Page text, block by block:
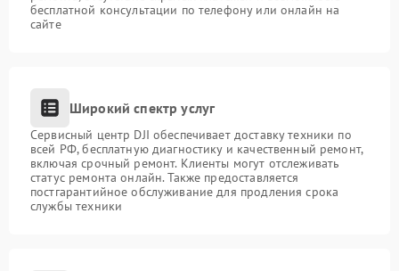
бесплатной консультации по телефону или онлайн на
сайте
Широкий спектр услуг
Сервисный центр DJI обеспечивает доставку техники по
всей РФ, бесплатную диагностику и качественный ремонт,
включая срочный ремонт. Клиенты могут отслеживать
статус ремонта онлайн. Также предоставляется
постгарантийное обслуживание для продления срока
службы техники